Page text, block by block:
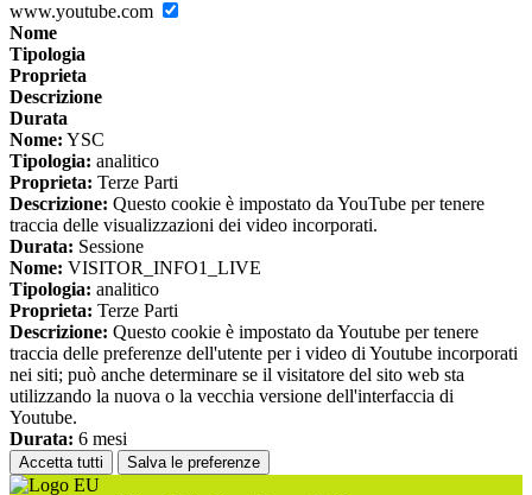
www.youtube.com
Nome
Tipologia
Proprieta
Descrizione
Durata
Nome: YSC
Tipologia: analitico
Proprieta: Terze Parti
Descrizione: Questo cookie è impostato da YouTube per tenere
traccia delle visualizzazioni dei video incorporati.
Durata: Sessione
Nome: VISITOR_INFO1_LIVE
Tipologia: analitico
Proprieta: Terze Parti
Descrizione: Questo cookie è impostato da Youtube per tenere
traccia delle preferenze dell'utente per i video di Youtube incorporati
nei siti; può anche determinare se il visitatore del sito web sta
utilizzando la nuova o la vecchia versione dell'interfaccia di
Youtube.
Durata: 6 mesi
Accetta tutti Salva le preferenze